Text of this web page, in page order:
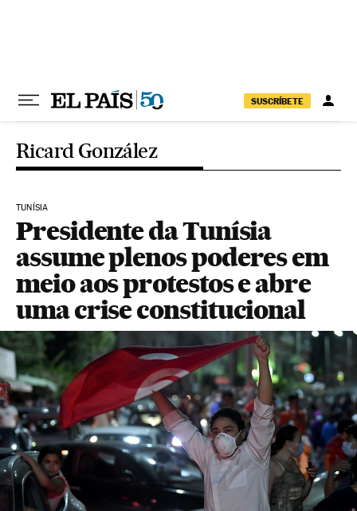
SUSCRÍBETE
Ricard González
TUNÍSIA
Presidente da Tunísia
assume plenos poderes em
meio aos protestos e abre
uma crise constitucional